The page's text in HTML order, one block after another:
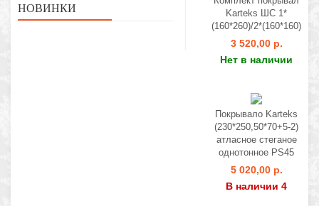
НОВИНКИ
Karteks ШС 1*
(160*260)/2*(160*160)
3 520,00 р.
Нет в наличии
Покрывало Karteks
(230*250,50*70+5-2)
атласное стеганое
однотонное PS45
5 020,00 р.
В наличии 4